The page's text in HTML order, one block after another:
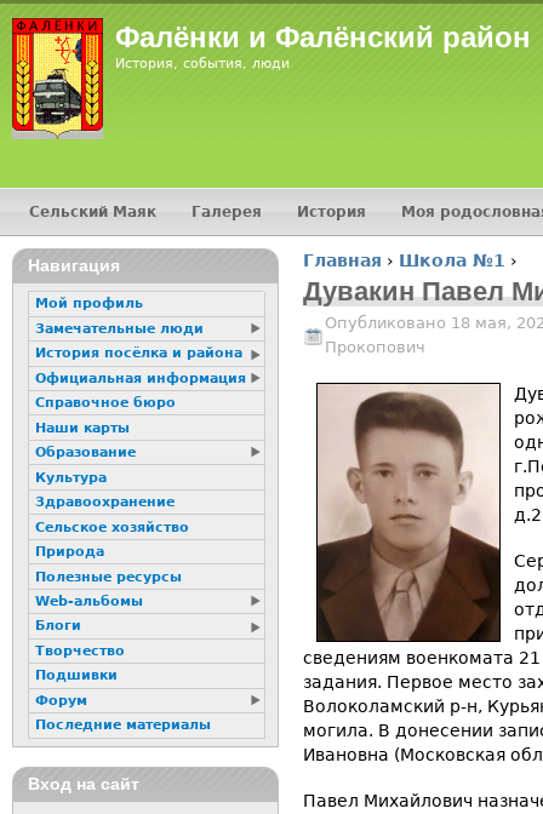
Фалёнки и Фалёнский район
История, события, люди
Вы здесь
Главная › Школа №1 ›
Дувакин Павел
Опубликовано 18 мая,
Прокопович
сведениям военкомата
задания. Первое место
Волоколамский р-н,
могила. В донесении
Ивановна (Московская
Павел Михайлович
Главное меню
Сельский Маяк Галерея История Моя
16+
Навигация
Мой профиль
Замечательные люди
История посёлка и района
Официальная информация
Справочное бюро
Наши карты
Образование
Культура
Здравоохранение
Сельское хозяйство
Природа
Полезные ресурсы
Web-альбомы
Блоги
Творчество
Подшивки
Форум
Последние материалы
Вход на сайт